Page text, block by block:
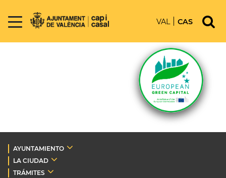
VAL CAS
AYUNTAMIENTO
LA CIUDAD
TRÁMITES